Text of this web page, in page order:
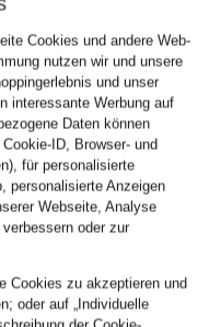
Cookies und andere Web-
nutzen wir und unsere
und unser
interessante Werbung auf
Daten können
ID, Browser- und
für personalisierte
personalisierte Anzeigen
Webseite, Analyse
oder zur
Cookies zu akzeptieren und
oder auf „Individuelle